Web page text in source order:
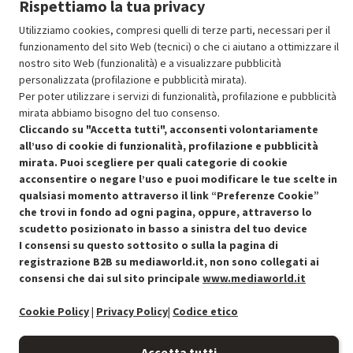
Aggiungi al carrello
OFFERTE IMPERDIBILI
Risparmio garantito rispetto al corrispondente prodotto nuovo.
Condizioni generali di vendita
Cookie Policy
Preferenze cookie
Informativa privacy
Recedere dal contratto qui
Rispettiamo la tua privacy
Utilizziamo cookies, compresi quelli di terze parti, necessari per il
funzionamento del sito Web (tecnici) o che ci aiutano a ottimizzare il
nostro sito Web (funzionalità) e a visualizzare pubblicità
personalizzata (profilazione e pubblicità mirata).
Per poter utilizzare i servizi di funzionalità, profilazione e pubblicità
mirata abbiamo bisogno del tuo consenso.
Cliccando su "Accetta tutti", acconsenti volontariamente
all’uso di cookie di funzionalità, profilazione e pubblicità
mirata. Puoi scegliere per quali categorie di cookie
acconsentire o negare l’uso e puoi modificare le tue scelte in
qualsiasi momento attraverso il link “Preferenze Cookie”
che trovi in fondo ad ogni pagina, oppure, attraverso lo
scudetto posizionato in basso a sinistra del tuo device
I consensi su questo sottosito o sulla la pagina di
registrazione B2B su mediaworld.it, non sono collegati ai
consensi che dai sul sito principale www.mediaworld.it
Cookie Policy| Privacy Policy| Codice etico